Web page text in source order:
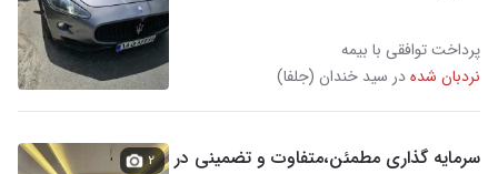
پرداخت توافقی با بیمه
نردبان شدهدر سید خندان (جلفا)
سرمایه گذاری مطمئن،متفاوت و تضمینی در
۲